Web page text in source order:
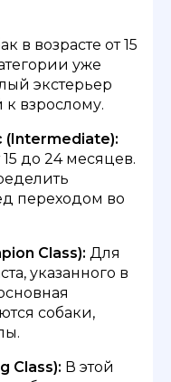
в возрасте от 15
уже
экстерьер
взрослому.
15 до 24 месяцев.
переходом во
Class): Для
указанного в
собаки,
Class): В этой